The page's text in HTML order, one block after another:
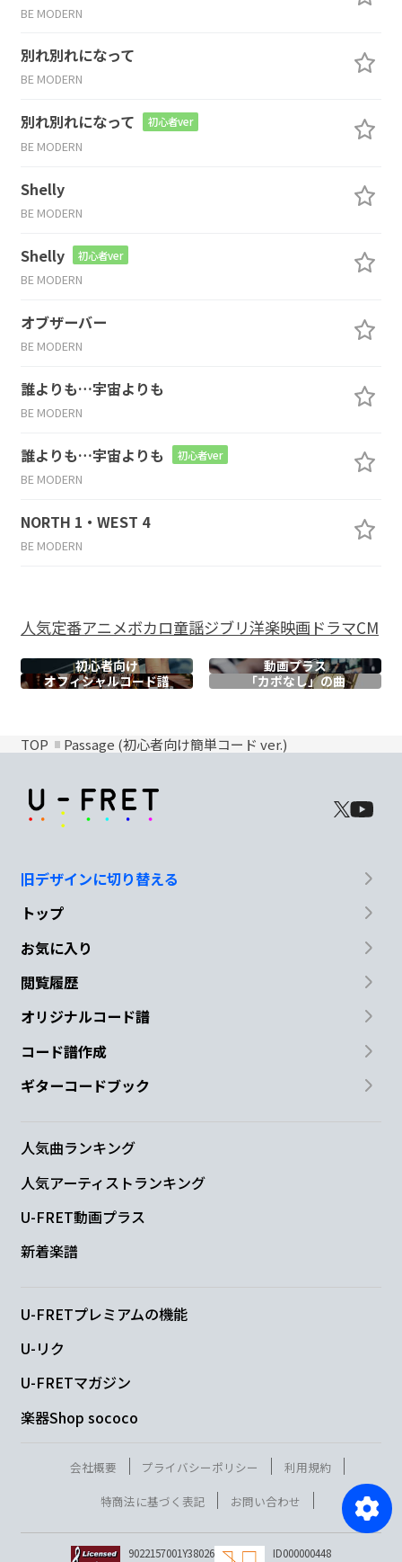
BE MODERN
別れ別れになって
BE MODERN
別れ別れになって 初心者ver
BE MODERN
Shelly
BE MODERN
Shelly 初心者ver
BE MODERN
オブザーバー
BE MODERN
誰よりも…宇宙よりも
BE MODERN
誰よりも…宇宙よりも 初心者ver
BE MODERN
NORTH 1・WEST 4
BE MODERN
人気定番アニメボカロ童謡ジブリ洋楽映画ドラマCM
初心者向け
動画プラス
オフィシャルコード譜 「カポなし」の曲
TOP Passage (初心者向け簡単コード ver.)
旧デザインに切り替える
トップ
お気に入り
閲覧履歴
オリジナルコード譜
コード譜作成
ギターコードブック
人気曲ランキング
人気アーティストランキング
U-FRET動画プラス
新着楽譜
U-FRETプレミアムの機能
U-リク
U-FRETマガジン
楽器Shop sococo
会社概要 プライバシーポリシー
利用規約
特商法に基づく表記
お問い合わせ
9022157001Y38026
ID000000448